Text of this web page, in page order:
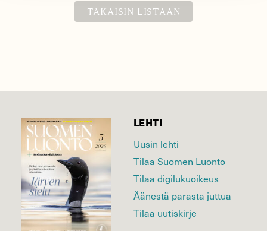
TAKAISIN LISTAAN
LEHTI
Uusin lehti
Tilaa Suomen Luonto
Tilaa digilukuoikeus
Äänestä parasta juttua
Tilaa uutiskirje